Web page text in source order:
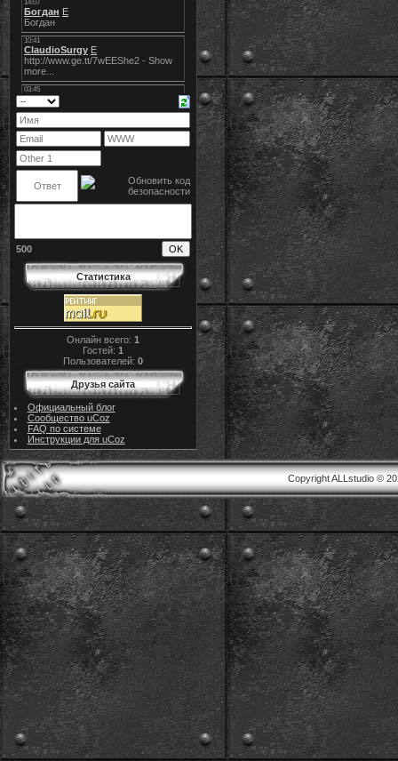
500
Статистика
Онлайн всего: 1
Гостей: 1
Пользователей: 0
Друзья сайта
Официальный блог
Сообщество uCoz
FAQ по системе
Инструкции для uCoz
Copyright ALLstudio ©